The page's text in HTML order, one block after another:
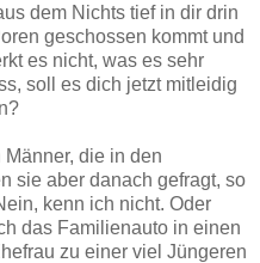
dem Nichts tief in dir drin
geschossen kommt und
es nicht, was es sehr
soll es dich jetzt mitleidig
die in den
sie aber danach gefragt, so
kenn ich nicht. Oder
das Familienauto in einen
zu einer viel Jüngeren